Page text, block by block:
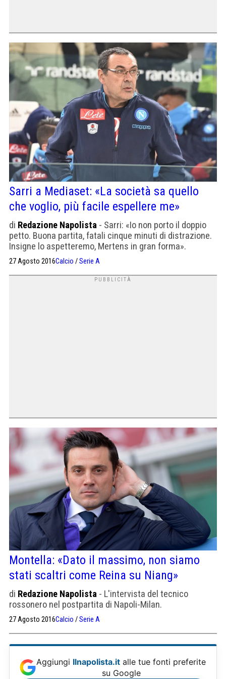
Sarri a Mediaset: «La società sa quello
che voglio, più facile espellere me»
di Redazione Napolista - Sarri: «Io non porto il doppio
petto. Buona partita, fatali cinque minuti di distrazione.
Insigne lo aspetteremo, Mertens in gran forma».
27 Agosto 2016Calcio /Serie A
Montella: «Dato il massimo, non siamo
stati scaltri come Reina su Niang»
di Redazione Napolista - L'intervista del tecnico
rossonero nel postpartita di Napoli-Milan.
27 Agosto 2016Calcio /Serie A
Aggiungi Ilnapolista.it alle tue fonti preferite
su Google